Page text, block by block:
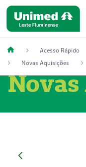
Acesso Rápido
Novas Aquisições